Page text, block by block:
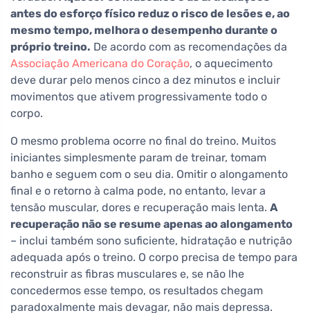
antes do esforço físico reduz o risco de lesões e, ao
mesmo tempo, melhora o desempenho durante o
próprio treino. De acordo com as recomendações da
Associação Americana do Coração, o aquecimento
deve durar pelo menos cinco a dez minutos e incluir
movimentos que ativem progressivamente todo o
corpo.
O mesmo problema ocorre no final do treino. Muitos
iniciantes simplesmente param de treinar, tomam
banho e seguem com o seu dia. Omitir o alongamento
final e o retorno à calma pode, no entanto, levar a
tensão muscular, dores e recuperação mais lenta. A
recuperação não se resume apenas ao alongamento
– inclui também sono suficiente, hidratação e nutrição
adequada após o treino. O corpo precisa de tempo para
reconstruir as fibras musculares e, se não lhe
concedermos esse tempo, os resultados chegam
paradoxalmente mais devagar, não mais depressa.